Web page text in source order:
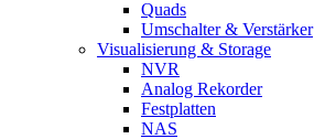
Quads
Umschalter & Verstärker
Visualisierung & Storage
NVR
Analog Rekorder
Festplatten
NAS